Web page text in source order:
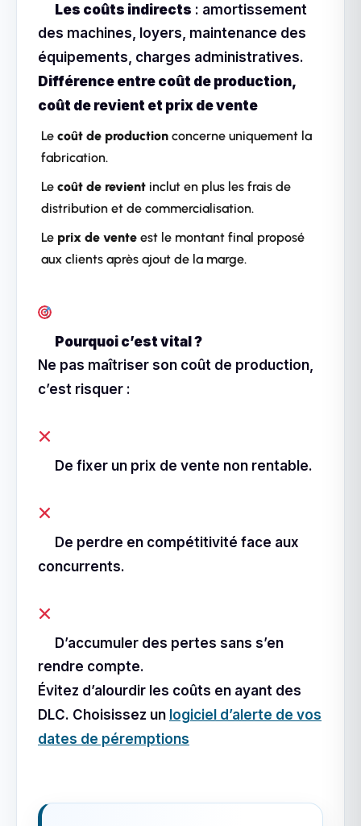
Les coûts indirects : amortissement
des machines, loyers, maintenance des
équipements, charges administratives.
Différence entre coût de production,
coût de revient et prix de vente
Le coût de production concerne uniquement la
fabrication.
Le coût de revient inclut en plus les frais de
distribution et de commercialisation.
Le prix de vente est le montant final proposé
aux clients après ajout de la marge.
Pourquoi c’est vital ?
Ne pas maîtriser son coût de production,
c’est risquer :
De fixer un prix de vente non rentable.
De perdre en compétitivité face aux
concurrents.
D’accumuler des pertes sans s’en
rendre compte.
Évitez d’alourdir les coûts en ayant des
DLC. Choisissez un logiciel d’alerte de vos
dates de péremptions